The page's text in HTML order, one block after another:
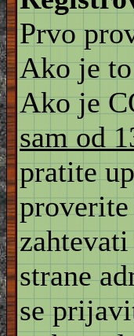
Prvo
Ako je to
Ako je
sam od
pratite
strane
se